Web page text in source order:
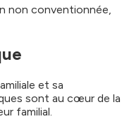
non conventionnée,
et sa
sont au cœur de la
familial.